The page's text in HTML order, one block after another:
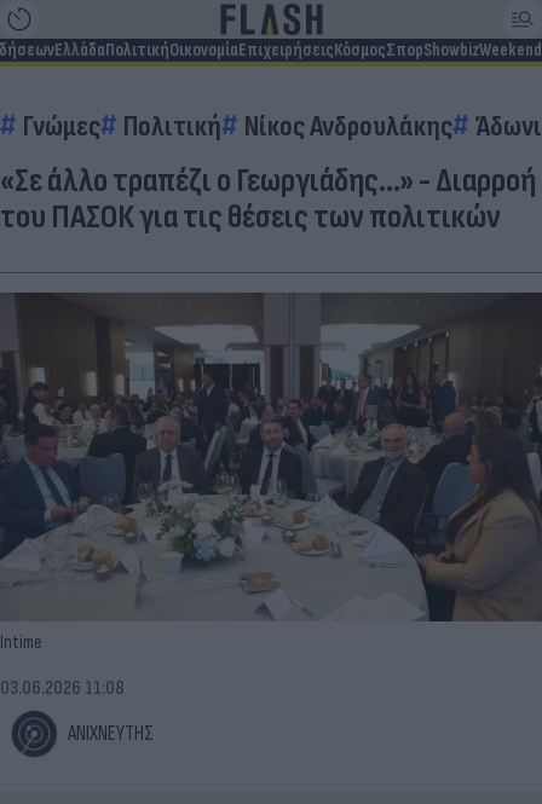
ΕλλάδαΠολιτικήΟικονομίαΕπιχειρήσειςΚόσμοςΣπορShowbizWeekend
Γνώμες Πολιτική Νίκος Ανδρουλάκης
«Σε άλλο τραπέζι ο Γεωργιάδης...» - Διαρροή
του ΠΑΣΟΚ για τις θέσεις των πολιτικών
Intime
ΑΝΙΧΝΕΥΤΗΣ
03.06.2026 11:08